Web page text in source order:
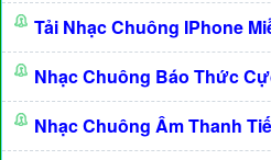
Tải Nhạc Chuông IPhone
Nhạc Chuông Báo Thức
Nhạc Chuông Âm Thanh